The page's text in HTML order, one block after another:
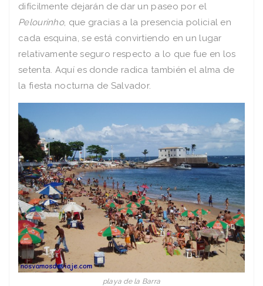
difícilmente dejarán de dar un paseo por el
Pelourinho, que gracias a la presencia policial en
cada esquina, se está convirtiendo en un lugar
relativamente seguro respecto a lo que fue en los
setenta. Aquí es donde radica también el alma de
la fiesta nocturna de Salvador.
playa de la Barra